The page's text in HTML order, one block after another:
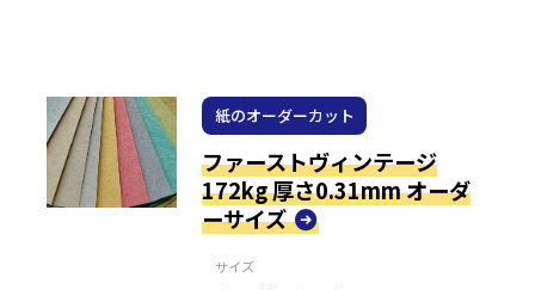
紙のオーダーカット
ファーストヴィンテージ
172kg 厚さ0.31mm オーダ
ーサイズ
サイズ